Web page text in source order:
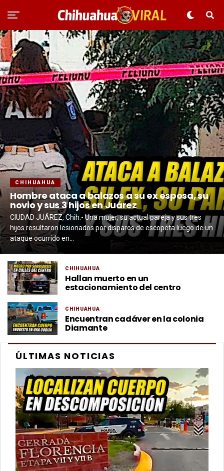
CHIHUAHUA
Hombre ataca a balazos a su ex esposa, su
novio y sus 3 hijos en Juárez
CIUDAD JUÁREZ, Chih.- Una mujer, su actual pareja y sus tres
hijos resultaron lesionados por disparos de escopeta luego de un
ataque ocurrido en...
CHIHUAHUA
Hallan muerto en un
estacionamiento del centro
CHIHUAHUA
Encuentran cadáver en la colonia
Diamante
ÚLTIMAS NOTICIAS